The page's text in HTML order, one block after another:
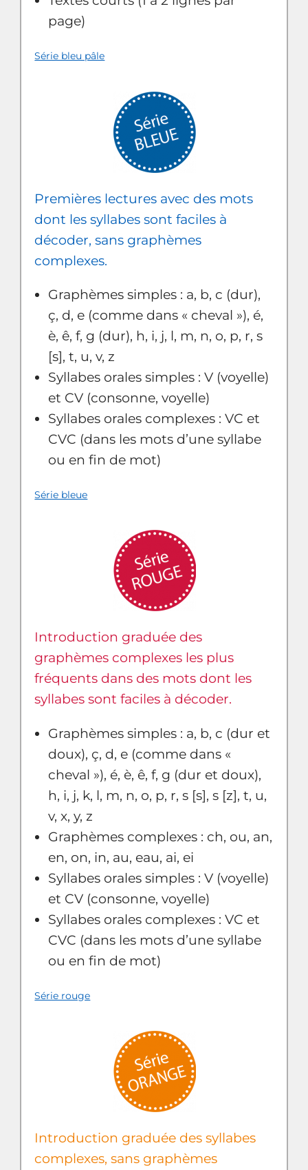
page)
Série bleu pâle
Premières lectures avec des mots
dont les syllabes sont faciles à
décoder, sans graphèmes
complexes.
Graphèmes simples : a, b, c (dur),
ç, d, e (comme dans « cheval »), é,
è, ê, f, g (dur), h, i, j, l, m, n, o, p, r, s
[s], t, u, v, z
Syllabes orales simples : V (voyelle)
et CV (consonne, voyelle)
Syllabes orales complexes : VC et
CVC (dans les mots d’une syllabe
ou en fin de mot)
Série bleue
Introduction graduée des
graphèmes complexes les plus
fréquents dans des mots dont les
syllabes sont faciles à décoder.
Graphèmes simples : a, b, c (dur et
doux), ç, d, e (comme dans «
cheval »), é, è, ê, f, g (dur et doux),
h, i, j, k, l, m, n, o, p, r, s [s], s [z], t, u,
v, x, y, z
Graphèmes complexes : ch, ou, an,
en, on, in, au, eau, ai, ei
Syllabes orales simples : V (voyelle)
et CV (consonne, voyelle)
Syllabes orales complexes : VC et
CVC (dans les mots d’une syllabe
ou en fin de mot)
Série rouge
Introduction graduée des syllabes
complexes, sans graphèmes